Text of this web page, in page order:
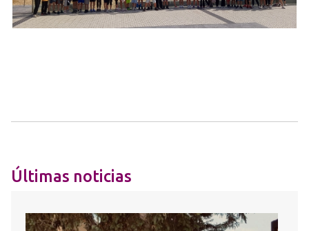
Últimas noticias